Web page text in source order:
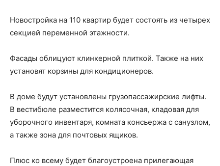
Новостройка на 110 квартир будет состоять из четырех
секцией переменной этажности.
Фасады облицуют клинкерной плиткой. Также на них
установят корзины для кондиционеров.
В доме будут установлены грузопассажирские лифты.
В вестибюле разместится колясочная, кладовая для
уборочного инвентаря, комната консьержа с санузлом,
а также зона для почтовых ящиков.
Плюс ко всему будет благоустроена прилегающая